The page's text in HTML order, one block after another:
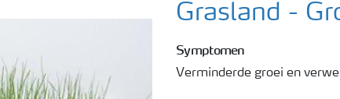
Grasland -
Symptomen
Verminderde groei en